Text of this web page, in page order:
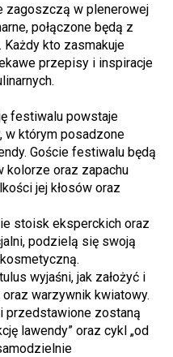
zagoszczą w plenerowej
połączone będą z
kto zasmakuje
przepisy i inspiracje
festiwalu powstaje
w którym posadzone
Goście festiwalu będą
kolorze oraz zapachu
jej kłosów oraz
stoisk eksperckich oraz
podzielą się swoją
wyjaśni, jak założyć i
warzywnik kwiatowy.
przedstawione zostaną
lawendy” oraz cykl „od